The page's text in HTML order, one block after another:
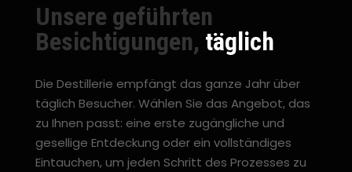
Unsere geführten
Besichtigungen, täglich
Die Destillerie empfängt das ganze Jahr über
täglich Besucher. Wählen Sie das Angebot, das
zu Ihnen passt: eine erste zugängliche und
gesellige Entdeckung oder ein vollständiges
Eintauchen, um jeden Schritt des Prozesses zu